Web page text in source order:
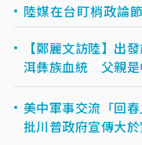
陸媒在台盯梢政論
【鄭麗文訪陸】出
洱彝族血統 父親是
美中軍事交流「回
批川普政府宣傳大